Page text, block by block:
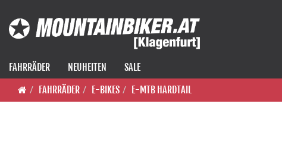
FAHRRÄDER NEUHEITEN
SALE
FAHRRÄDER
E-BIKES E-MTB HARDTAIL